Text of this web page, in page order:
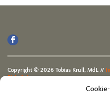
Copyright © 2026 Tobias Krull, MdL //
Richtlinie